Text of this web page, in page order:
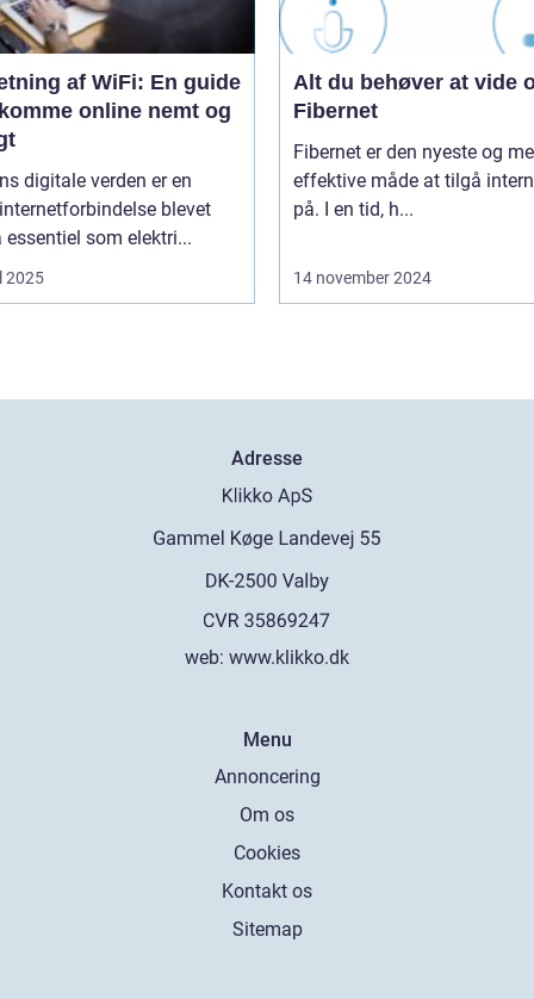
af WiFi: En guide
online nemt og
digitale verden er en
blevet
essentiel som elektri...
2025
Alt du behøver at vide
Fibernet
Fibernet er den nyeste og
effektive måde at tilgå
på. I en tid, h...
14 november 2024
Adresse
web: www.klikko.dk
Menu
Annoncering
Om os
Cookies
Kontakt os
Sitemap